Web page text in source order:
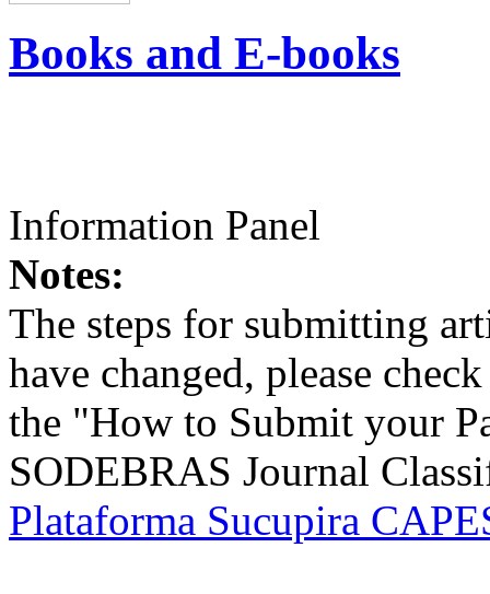
Books and E-books
Information Panel
Notes:
The steps for submitting
have changed, please
the "How to Submit your
SODEBRAS Journal
Plataforma Sucupira